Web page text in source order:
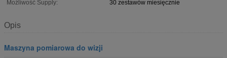
Możliwość Supply:
30 zestawów miesięcznie
Opis
Maszyna pomiarowa do wizji